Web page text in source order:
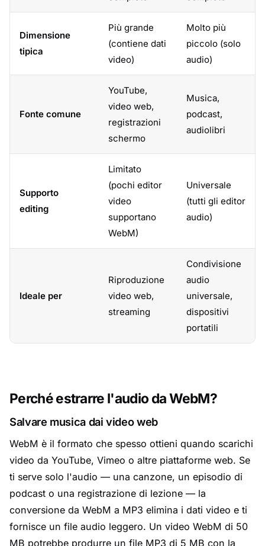
Dimensione
tipica
Più grande
(contiene dati
video)
Molto più
piccolo (solo
audio)
Fonte comune
YouTube,
video web,
registrazioni
schermo
Musica,
podcast,
audiolibri
Supporto
editing
Limitato
(pochi editor
video
supportano
WebM)
Universale
(tutti gli editor
audio)
Ideale per
Riproduzione
video web,
streaming
Condivisione
audio
universale,
dispositivi
portatili
Perché estrarre l'audio da WebM?
Salvare musica dai video web
WebM è il formato che spesso ottieni quando scarichi
video da YouTube, Vimeo o altre piattaforme web. Se
ti serve solo l'audio — una canzone, un episodio di
podcast o una registrazione di lezione — la
conversione da WebM a MP3 elimina i dati video e ti
fornisce un file audio leggero. Un video WebM di 50
MB potrebbe produrre un file MP3 di 5 MB con la